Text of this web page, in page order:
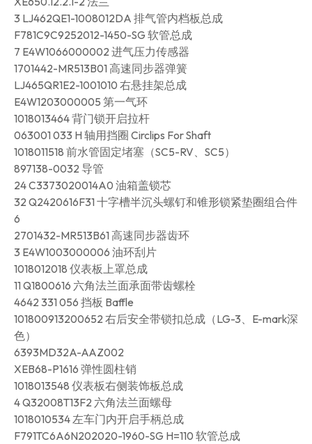
3 LJ462QE1-1008012DA 排气管内档板总成
F781C9C9252012-1450-SG 软管总成
7 E4W1066000002 进气压力传感器
1701442-MR513B01 高速同步器弹簧
LJ465QR1E2-1001010 右悬挂架总成
E4W1203000005 第一气环
1018013464 背门锁开启拉杆
063001 033 H 轴用挡圈 Circlips For Shaft
1018011518 前水管固定堵塞（SC5-RV、SC5）
897138-0032 导管
24 C3373020014A0 油箱盖锁芯
32 Q2420616F31 十字槽半沉头螺钉和锥形锁紧垫圈组合件
6
2701432-MR513B61 高速同步器齿环
3 E4W1003000006 油环刮片
1018012018 仪表板上罩总成
11 Q1800616 六角法兰面承面带齿螺栓
4642 331 056 挡板 Baffle
101800913200652 右后安全带锁扣总成（LG-3、E-mark深
色）
6393MD32A-AAZ002
XEB68-P1616 弹性圆柱销
1018013548 仪表板右侧装饰板总成
4 Q32008T13F2 六角法兰面螺母
1018010534 左车门内开启手柄总成
F791TC6A6N202020-1960-SG H=110 软管总成